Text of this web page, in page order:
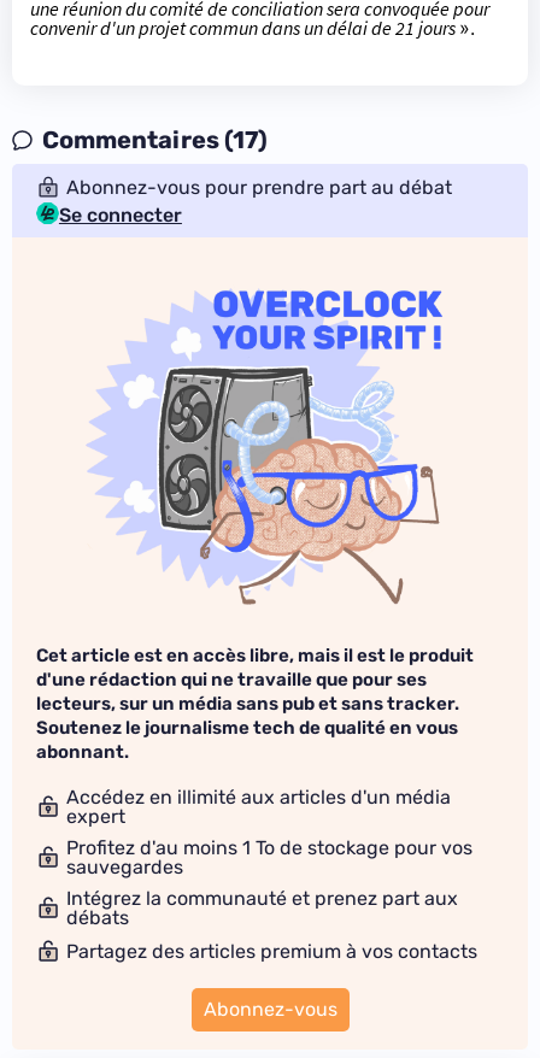
une réunion du comité de conciliation sera convoquée pour
convenir d'un projet commun dans un délai de 21 jours ».
Commentaires (17)
Abonnez-vous pour prendre part au débat
Se connecter
Cet article est en accès libre, mais il est le produit
d'une rédaction qui ne travaille que pour ses
lecteurs, sur un média sans pub et sans tracker.
Soutenez le journalisme tech de qualité en vous
abonnant.
Accédez en illimité aux articles d'un média
expert
Profitez d'au moins 1 To de stockage pour vos
sauvegardes
Intégrez la communauté et prenez part aux
débats
Partagez des articles premium à vos contacts
Abonnez-vous